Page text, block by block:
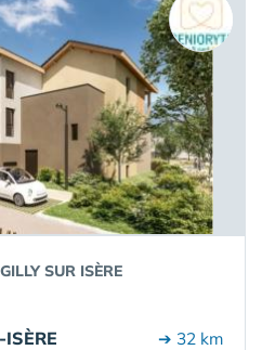
SUR ISÈRE
➔ 32 km